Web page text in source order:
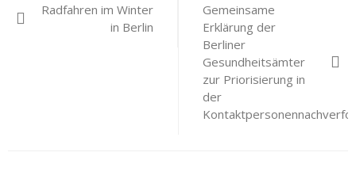
Radfahren im Winter
in Berlin
Gemeinsame
Erklärung der
Berliner
Gesundheitsämter
zur Priorisierung in
der